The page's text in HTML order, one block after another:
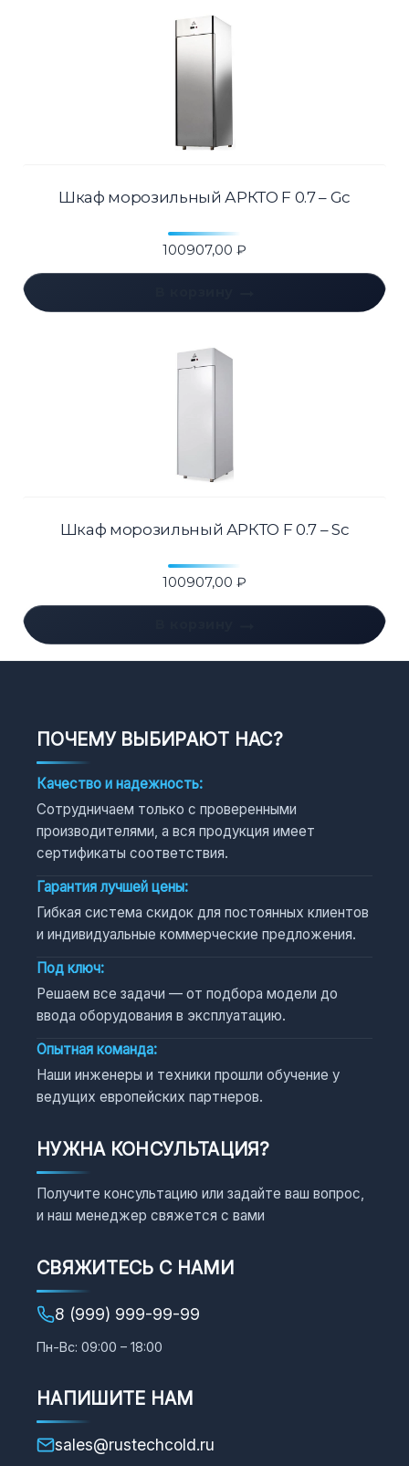
Шкаф морозильный АРКТО F 0.7 – Gc
100907,00 ₽
Шкаф морозильный АРКТО F 0.7 – Sc
100907,00 ₽
ПОЧЕМУ ВЫБИРАЮТ НАС?
Качество и надежность:
Сотрудничаем только с проверенными
производителями, а вся продукция имеет
сертификаты соответствия.
Гарантия лучшей цены:
Гибкая система скидок для постоянных клиентов
и индивидуальные коммерческие предложения.
Под ключ:
Решаем все задачи — от подбора модели до
ввода оборудования в эксплуатацию.
Опытная команда:
Наши инженеры и техники прошли обучение у
ведущих европейских партнеров.
НУЖНА КОНСУЛЬТАЦИЯ?
Получите консультацию или задайте ваш вопрос,
и наш менеджер свяжется с вами
СВЯЖИТЕСЬ С НАМИ
8 (999) 999-99-99
Пн-Вс: 09:00 – 18:00
НАПИШИТЕ НАМ
sales@rustechcold.ru